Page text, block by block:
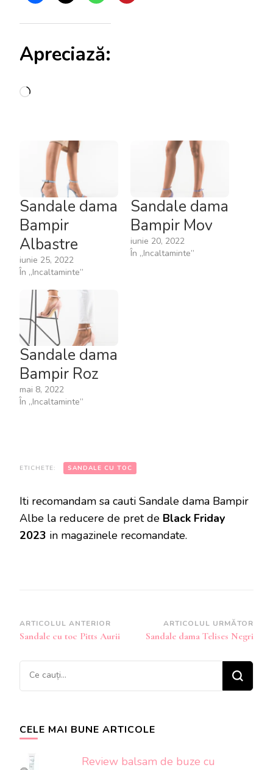
Apreciază:
Încarc...
Sandale dama
Bampir
Albastre
iunie 25, 2022
În „Incaltaminte”
Sandale dama
Bampir Mov
iunie 20, 2022
În „Incaltaminte”
Sandale dama
Bampir Roz
mai 8, 2022
În „Incaltaminte”
ETICHETE: SANDALE CU TOC
Iti recomandam sa cauti Sandale dama Bampir
Albe la reducere de pret de Black Friday
2023 in magazinele recomandate.
Navigare
în
articole
ARTICOLUL ANTERIOR
Sandale cu toc Pitts Aurii
ARTICOLUL URMĂTOR
Sandale dama Telises Negri
Cauți
ceva?
CELE MAI BUNE ARTICOLE
Review balsam de buze cu